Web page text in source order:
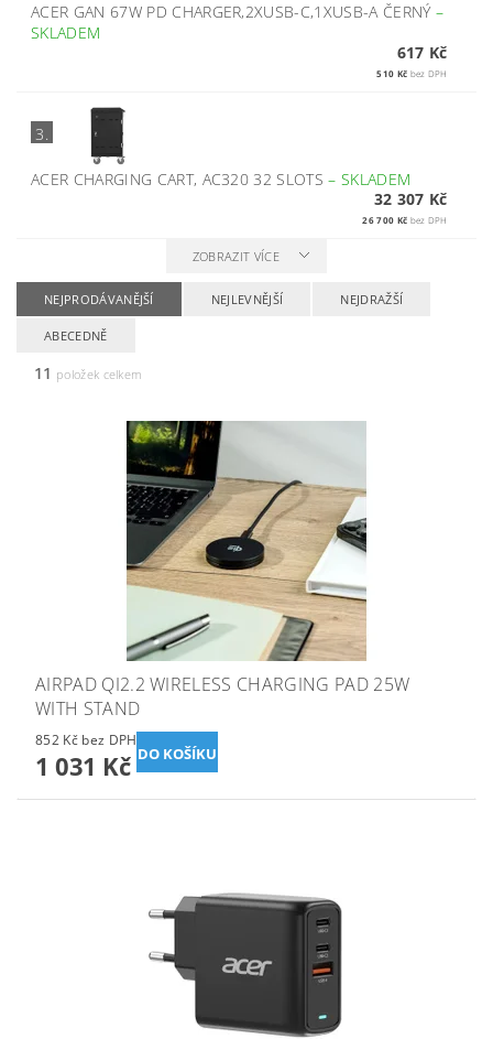
ACER GAN 67W PD CHARGER,2XUSB-C,1XUSB-A ČERNÝ –
SKLADEM
617 Kč
510 Kč bez DPH
3.
ACER CHARGING CART, AC320 32 SLOTS– SKLADEM
32 307 Kč
26 700 Kč bez DPH
ZOBRAZIT VÍCE
NEJPRODÁVANĚJŠÍ NEJLEVNĚJŠÍ NEJDRAŽŠÍ
ABECEDNĚ
11 položek celkem
AIRPAD QI2.2 WIRELESS CHARGING PAD 25W
WITH STAND
852 Kč bez DPH
1 031 Kč